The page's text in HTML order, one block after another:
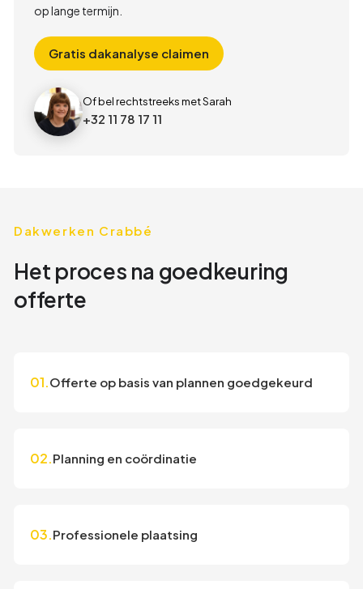
op lange termijn.
Gratis dakanalyse claimen
Of bel rechtstreeks met Sarah
+32 11 78 17 11
Dakwerken Crabbé
Het proces na goedkeuring
offerte
01.Offerte op basis van plannen goedgekeurd
02.Planning en coördinatie
03.Professionele plaatsing